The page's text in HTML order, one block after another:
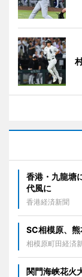
香港・九龍塘
代風に
香港経済新聞
SC相模原、
相模原町田経済
関門海峡花火